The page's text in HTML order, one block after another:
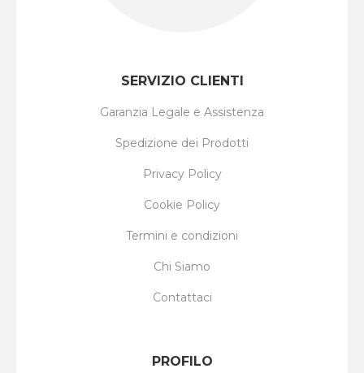
SERVIZIO CLIENTI
Garanzia Legale e Assistenza
Spedizione dei Prodotti
Privacy Policy
Cookie Policy
Termini e condizioni
Chi Siamo
Contattaci
PROFILO